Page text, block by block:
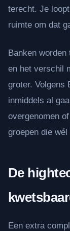
terecht. Je
ruimte om dat
Banken
en het verschil
groter. Volgens
inmiddels al
overgenomen
groepen die
De
Een extra